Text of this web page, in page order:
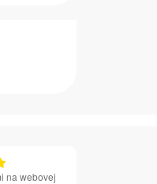
na webovej